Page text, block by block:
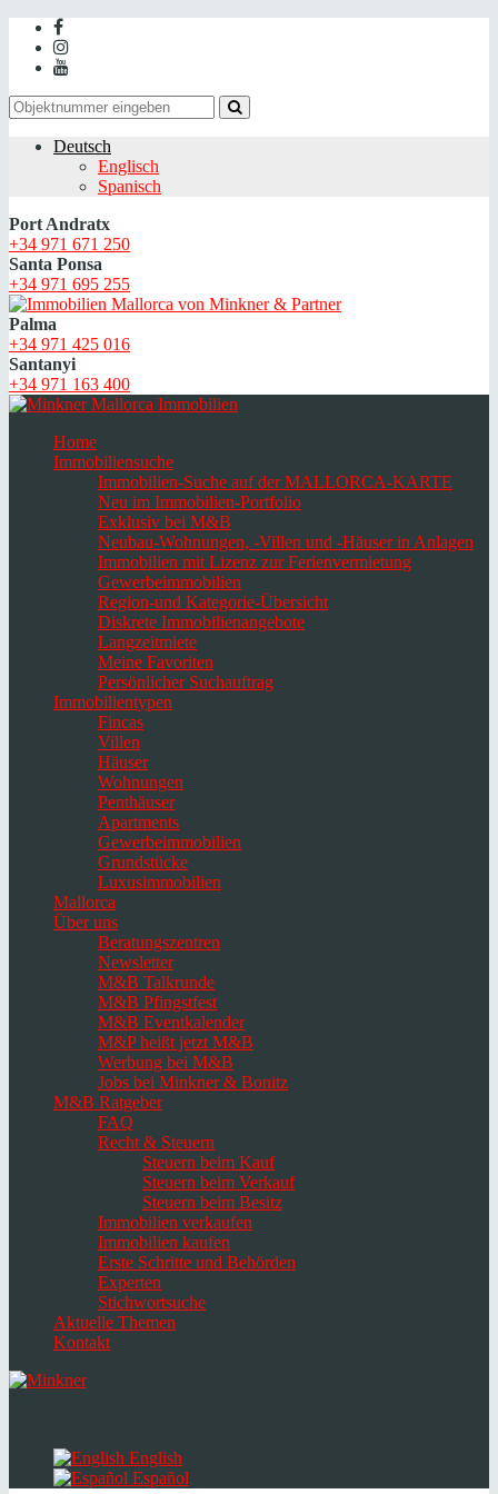
Deutsch
Englisch
Spanisch
Port Andratx
+34 971 671 250
Santa Ponsa
+34 971 695 255
Palma
+34 971 425 016
Santanyi
+34 971 163 400
Home
Immobiliensuche
Immobilien-Suche auf der MALLORCA-KARTE
Neu im Immobilien-Portfolio
Exklusiv bei M&B
Neubau-Wohnungen, -Villen und -Häuser in Anlagen
Immobilien mit Lizenz zur Ferienvermietung
Gewerbeimmobilien
Region-und Kategorie-Übersicht
Diskrete Immobilienangebote
Langzeitmiete
Meine Favoriten
Persönlicher Suchauftrag
Immobilientypen
Fincas
Villen
Häuser
Wohnungen
Penthäuser
Apartments
Gewerbeimmobilien
Grundstücke
Luxusimmobilien
Mallorca
Über uns
Beratungszentren
Newsletter
M&B Talkrunde
M&B Pfingstfest
M&B Eventkalender
M&P heißt jetzt M&B
Werbung bei M&B
Jobs bei Minkner & Bonitz
M&B Ratgeber
FAQ
Recht & Steuern
Steuern beim Kauf
Steuern beim Verkauf
Steuern beim Besitz
Immobilien verkaufen
Immobilien kaufen
Erste Schritte und Behörden
Experten
Stichwortsuche
Aktuelle Themen
Kontakt
English
Español